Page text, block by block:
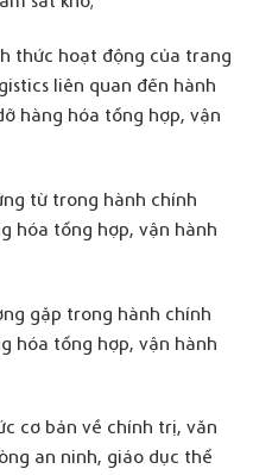
thức hoạt động của trang
liên quan đến hành
hàng hóa tổng hợp, vận
từ trong hành chính
hóa tổng hợp, vận hành
gặp trong hành chính
hóa tổng hợp, vận hành
cơ bản về chính trị, văn
an ninh, giáo dục thể